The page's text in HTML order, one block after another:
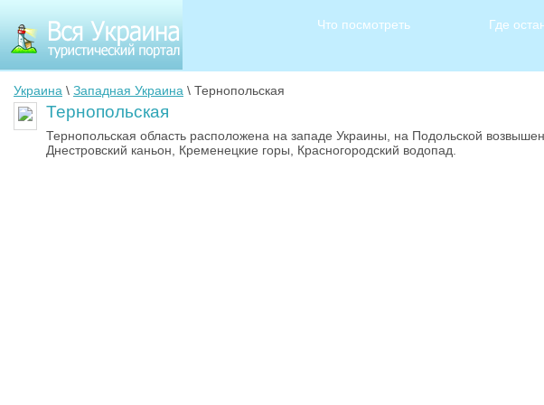
Что посмотреть Где
Украина \ Западная Украина \ Тернопольская
Тернопольская
Тернопольская область расположена на западе Украины, на Подольской
Днестровский каньон, Кременецкие горы, Красногородский водопад.